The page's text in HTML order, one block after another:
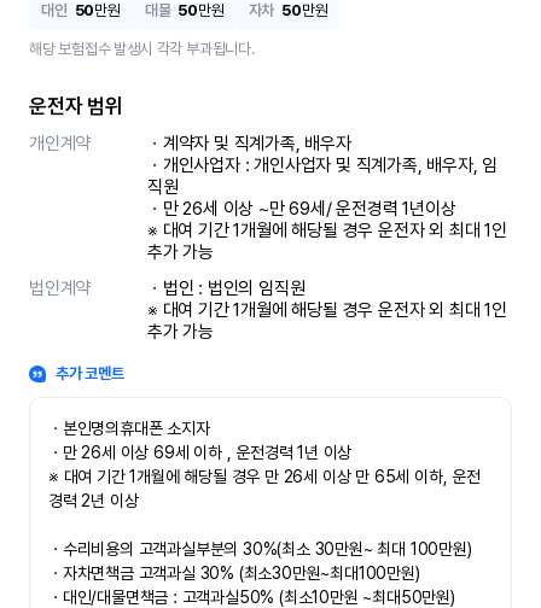
대인 50만원 대물 50만원 자차 50만원
해당 보험접수 발생시 각각 부과됩니다.
운전자 범위
개인계약
ㆍ계약자 및 직계가족, 배우자
ㆍ개인사업자 : 개인사업자 및 직계가족, 배우자, 임
직원
ㆍ만 26세 이상 ~만 69세/ 운전경력 1년이상
※ 대여 기간 1개월에 해당될 경우 운전자 외 최대 1인
추가 가능
법인계약
ㆍ법인 : 법인의 임직원
※ 대여 기간 1개월에 해당될 경우 운전자 외 최대 1인
추가 가능
추가 코멘트
ㆍ본인명의휴대폰 소지자
ㆍ만 26세 이상 69세 이하 , 운전경력 1년 이상
※ 대여 기간 1개월에 해당될 경우 만 26세 이상 만 65세 이하, 운전
경력 2년 이상
ㆍ수리비용의 고객과실부분의 30%(최소 30만원~ 최대 100만원)
ㆍ자차면책금 고객과실 30% (최소30만원~최대100만원)
ㆍ대인/대물면책금 : 고객과실50% (최소10만원 ~최대50만원)